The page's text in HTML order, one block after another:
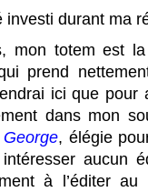
durant ma
mon totem est la
prend
ici que pour
dans mon
, élégie
aucun
à l’éditer